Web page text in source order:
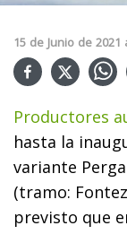
15 de Junio de 2021
Productores
hasta la
variante
(tramo:
previsto que